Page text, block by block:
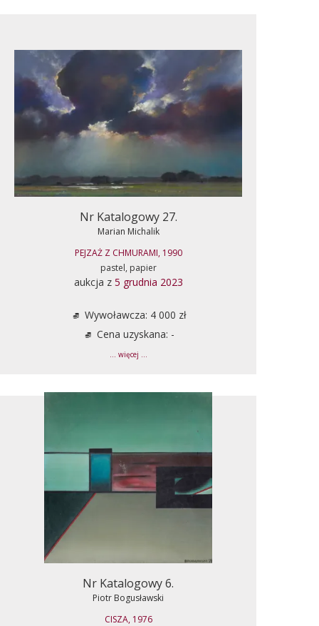
Nr Katalogowy 27.
Marian Michalik
PEJZAŻ Z CHMURAMI, 1990
pastel, papier
aukcja z 5 grudnia 2023
Wywoławcza: 4 000 zł
Cena uzyskana: -
... więcej ...
Nr Katalogowy 6.
Piotr Bogusławski
CISZA, 1976